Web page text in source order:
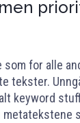
som for alle
tekster.
keyword